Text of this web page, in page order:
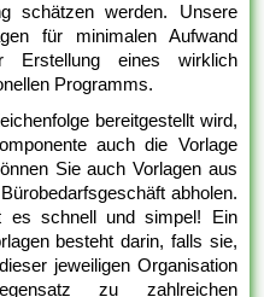
schätzen werden. Unsere
für minimalen Aufwand
Erstellung eines wirklich
Programms.
bereitgestellt wird,
auch die Vorlage
Sie auch Vorlagen aus
abholen.
es schnell und simpel! Ein
besteht darin, falls sie,
jeweiligen Organisation
zu zahlreichen